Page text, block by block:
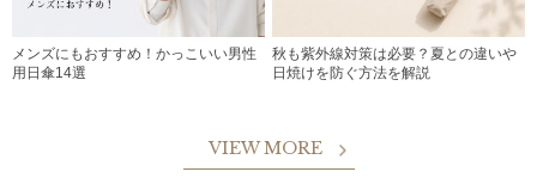
メンズにもおすすめ！かっこいい男性
用日傘14選
秋も紫外線対策は必要？夏との違いや
日焼けを防ぐ方法を解説
VIEW MORE